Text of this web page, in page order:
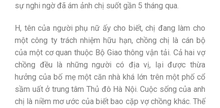
sự nghi ngờ đã ám ảnh chị suốt gần 5 tháng qua.
H, tên của người phụ nữ ấy cho biết, chị đang làm cho
một công ty trách nhiệm hữu hạn, chồng chị là cán bộ
của một cơ quan thuộc Bộ Giao thông vận tải. Cả hai vợ
chồng đều là những người có địa vị, lại được thừa
hưởng của bố mẹ một căn nhà khá lớn trên một phố cổ
sầm uất ở trung tâm Thủ đô Hà Nội. Cuộc sống của anh
chị là niềm mơ ước của biết bao cặp vợ chồng khác. Thế